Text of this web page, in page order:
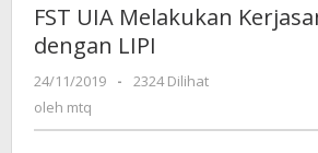
Kerjasama
FST UIA Melakukan
dengan LIPI
24/11/2019
oleh
-
2324 Dilihat
oleh mtq